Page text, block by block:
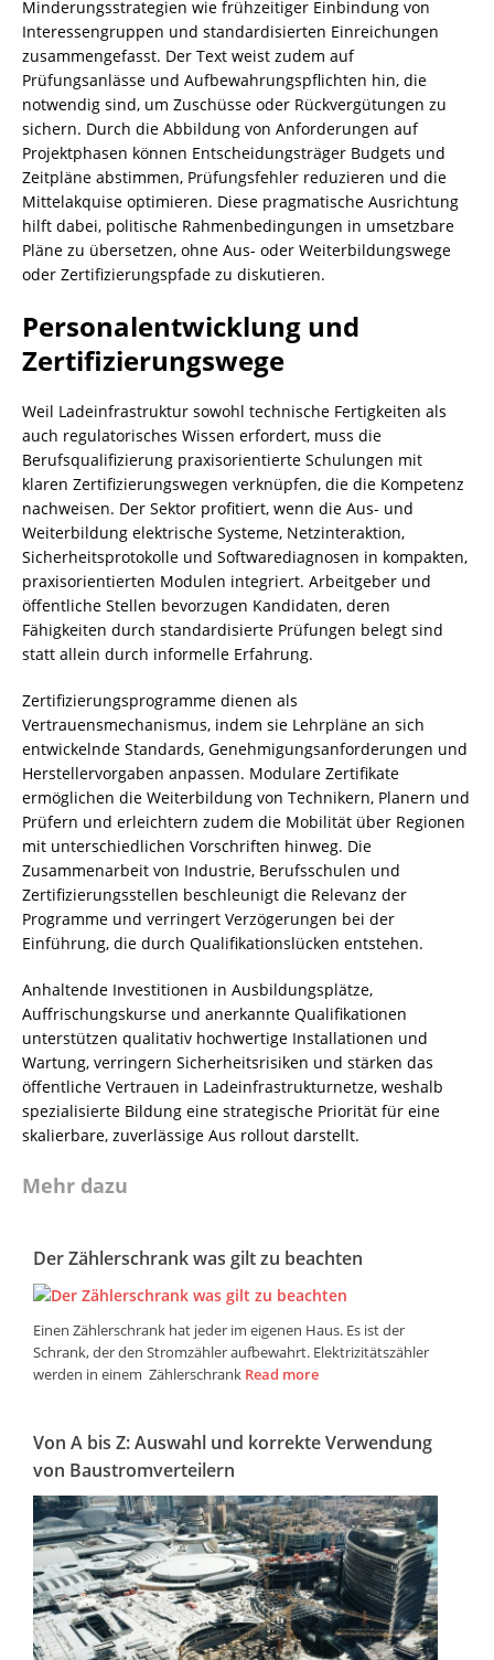
Minderungsstrategien wie frühzeitiger Einbindung von
Interessengruppen und standardisierten Einreichungen
zusammengefasst. Der Text weist zudem auf
Prüfungsanlässe und Aufbewahrungspflichten hin, die
notwendig sind, um Zuschüsse oder Rückvergütungen zu
sichern. Durch die Abbildung von Anforderungen auf
Projektphasen können Entscheidungsträger Budgets und
Zeitpläne abstimmen, Prüfungsfehler reduzieren und die
Mittelakquise optimieren. Diese pragmatische Ausrichtung
hilft dabei, politische Rahmenbedingungen in umsetzbare
Pläne zu übersetzen, ohne Aus- oder Weiterbildungswege
oder Zertifizierungspfade zu diskutieren.
Personalentwicklung und
Zertifizierungswege
Weil Ladeinfrastruktur sowohl technische Fertigkeiten als
auch regulatorisches Wissen erfordert, muss die
Berufsqualifizierung praxisorientierte Schulungen mit
klaren Zertifizierungswegen verknüpfen, die die Kompetenz
nachweisen. Der Sektor profitiert, wenn die Aus- und
Weiterbildung elektrische Systeme, Netzinteraktion,
Sicherheitsprotokolle und Softwarediagnosen in kompakten,
praxisorientierten Modulen integriert. Arbeitgeber und
öffentliche Stellen bevorzugen Kandidaten, deren
Fähigkeiten durch standardisierte Prüfungen belegt sind
statt allein durch informelle Erfahrung.
Zertifizierungsprogramme dienen als
Vertrauensmechanismus, indem sie Lehrpläne an sich
entwickelnde Standards, Genehmigungsanforderungen und
Herstellervorgaben anpassen. Modulare Zertifikate
ermöglichen die Weiterbildung von Technikern, Planern und
Prüfern und erleichtern zudem die Mobilität über Regionen
mit unterschiedlichen Vorschriften hinweg. Die
Zusammenarbeit von Industrie, Berufsschulen und
Zertifizierungsstellen beschleunigt die Relevanz der
Programme und verringert Verzögerungen bei der
Einführung, die durch Qualifikationslücken entstehen.
Anhaltende Investitionen in Ausbildungsplätze,
Auffrischungskurse und anerkannte Qualifikationen
unterstützen qualitativ hochwertige Installationen und
Wartung, verringern Sicherheitsrisiken und stärken das
öffentliche Vertrauen in Ladeinfrastrukturnetze, weshalb
spezialisierte Bildung eine strategische Priorität für eine
skalierbare, zuverlässige Aus rollout darstellt.
Mehr dazu
Der Zählerschrank was gilt zu beachten
Einen Zählerschrank hat jeder im eigenen Haus. Es ist der
Schrank, der den Stromzähler aufbewahrt. Elektrizitätszähler
werden in einem Zählerschrank Read more
Von A bis Z: Auswahl und korrekte Verwendung
von Baustromverteilern